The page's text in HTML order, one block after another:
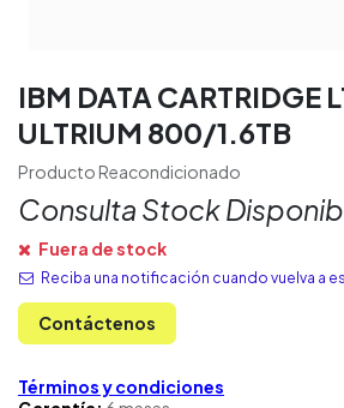
IBM DATA CARTRIDGE
ULTRIUM 800/1.6TB
Producto Reacondicionado
Consulta Stock
Fuera de stock
Reciba una notificación cuando vuelva a
Contáctenos
Términos y condiciones